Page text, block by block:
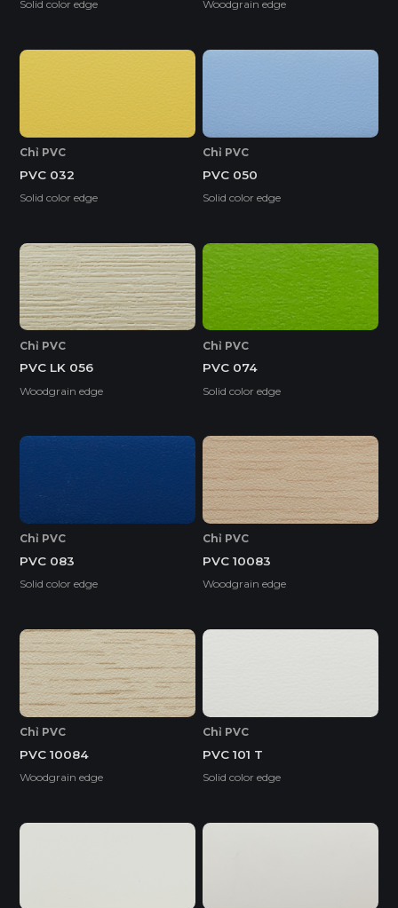
Solid color edge Woodgrain edge
Chỉ PVC
PVC 032
Solid color edge
Chỉ PVC
PVC 050
Solid color edge
Chỉ PVC
PVC LK 056
Woodgrain edge
Chỉ PVC
PVC 074
Solid color edge
Chỉ PVC
PVC 083
Solid color edge
Chỉ PVC
PVC 10083
Woodgrain edge
Chỉ PVC
PVC 10084
Woodgrain edge
Chỉ PVC
PVC 101 T
Solid color edge